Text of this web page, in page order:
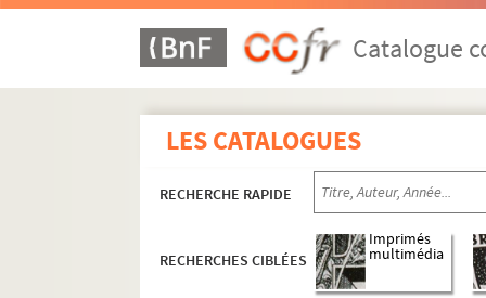
Catalogue
LES CATALOGUES
RECHERCHE RAPIDE
RECHERCHES CIBLÉES
Imprimés
multimédia